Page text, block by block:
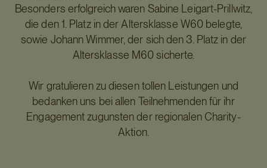
Besonders erfolgreich waren Sabine Leigart-Prillwitz,
die den 1. Platz in der Altersklasse W60 belegte,
sowie Johann Wimmer, der sich den 3. Platz in der
Altersklasse M60 sicherte.
Wir gratulieren zu diesen tollen Leistungen und
bedanken uns bei allen Teilnehmenden für ihr
Engagement zugunsten der regionalen Charity-
Aktion.